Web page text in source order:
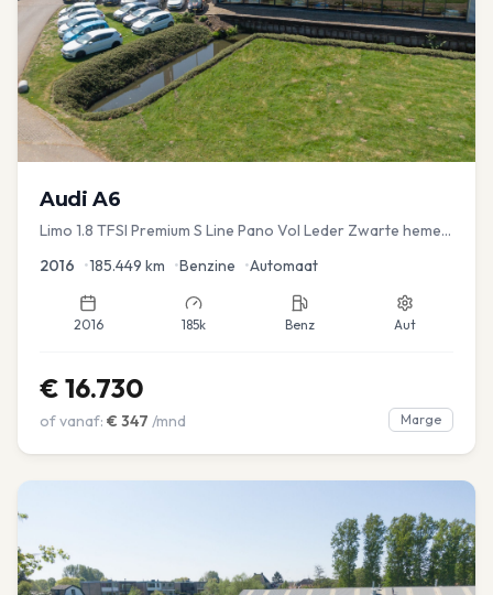
Audi A6
Limo 1.8 TFSI Premium S Line Pano Vol Leder Zwarte hemel
2016 •185.449 km •Benzine •Automaat
2016 185k Benz Aut
€ 16.730
of vanaf: € 347 /mnd Marge